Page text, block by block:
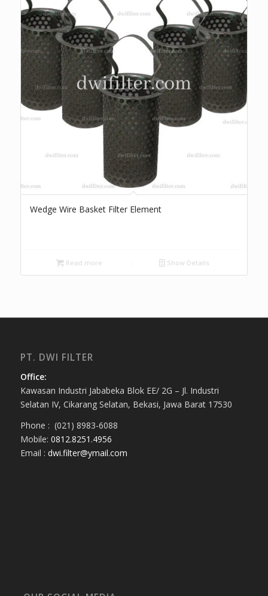
Wedge Wire Basket Filter Element
Read more Show Details
PT. DWI FILTER
Office:
Kawasan Industri Jababeka Blok EE/ 2G – Jl. Industri
Selatan IV, Cikarang Selatan, Bekasi, Jawa Barat 17530
Phone : (021) 8983-6088
Mobile: 0812.8251.4956
Email : dwi.filter@ymail.com